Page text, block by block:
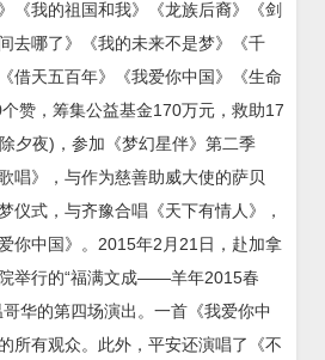
《我的祖国和我》《龙族后裔》《剑
去哪了》《我的未来不是梦》《千
借天五百年》《我爱你中国》《生命
赞，筹集公益基金170万元，救助17
夕夜)，参加《梦幻星伴》第二季
唱》，与作为慈善助威大使的萨贝
仪式，与齐豫合唱《天下有情人》，
你中国》。2015年2月21日，赴加拿
举行的“福满文成——羊年2015春
华的第四场演出。一首《我爱你中
所有观众。此外，平安还演唱了《不